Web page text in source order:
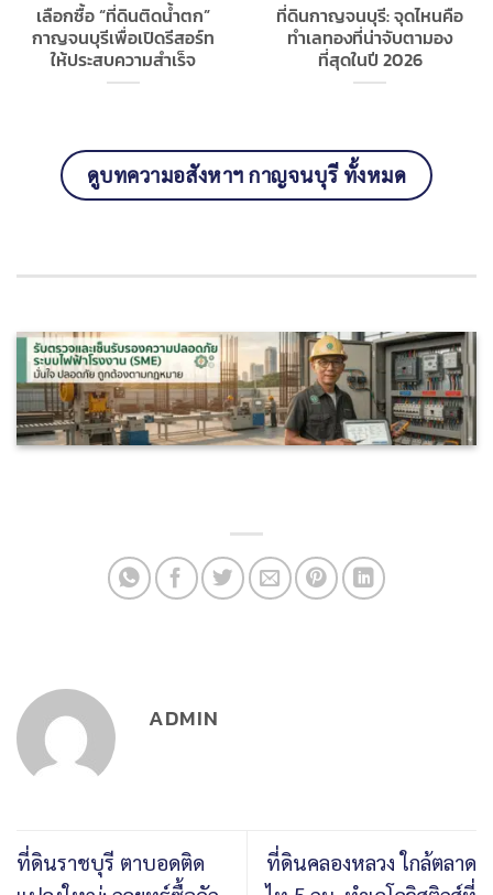
เลือกซื้อ “ที่ดินติดน้ำตก”
กาญจนบุรีเพื่อเปิดรีสอร์ท
ให้ประสบความสำเร็จ
ที่ดินกาญจนบุรี: จุดไหนคือ
ทำเลทองที่น่าจับตามอง
ที่สุดในปี 2026
ดูบทความอสังหาฯ กาญจนบุรี ทั้งหมด
ADMIN
ที่ดินราชบุรี ตาบอดติด
ที่ดินคลองหลวง ใกล้ตลาด